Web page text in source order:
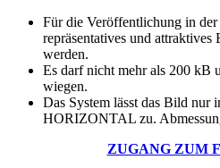
Für die Veröffentlichung in der
repräsentatives und
werden.
Es darf nicht mehr als 200 kB
wiegen.
Das System lässt das Bild
HORIZONTAL zu.
ZUGANG ZUM